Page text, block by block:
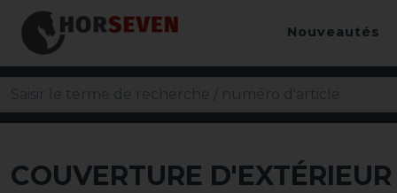
Nouveautés
COUVERTURE